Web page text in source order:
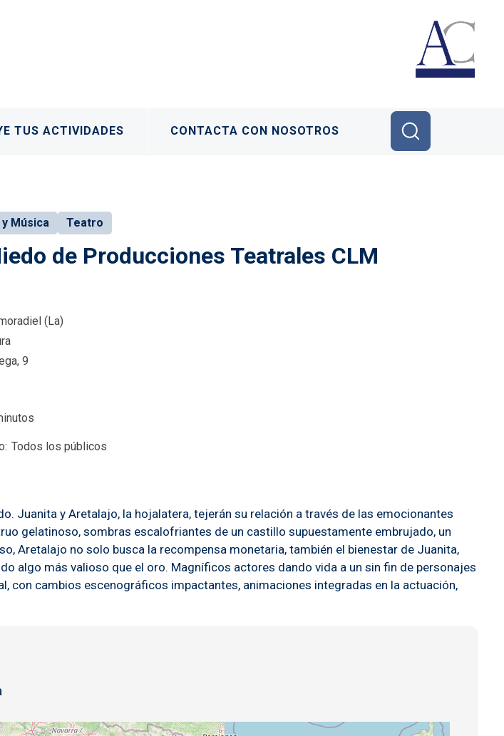
TUS ACTIVIDADES CONTACTA CON NOSOTROS
Música Teatro
de Producciones Teatrales CLM
(La)
9
Todos los públicos
Juanita y Aretalajo, la hojalatera, tejerán su relación a través de las emocionantes
gelatinoso, sombras escalofriantes de un castillo supuestamente embrujado, un
Aretalajo no solo busca la recompensa monetaria, también el bienestar de Juanita,
algo más valioso que el oro. Magníficos actores dando vida a un sin fin de personajes
con cambios escenográficos impactantes, animaciones integradas en la actuación,